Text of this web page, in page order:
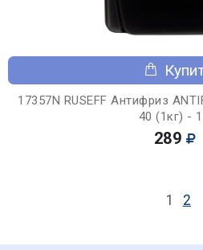
17357N RUSEFF Антифриз
40 (1кг) -
289
1 2